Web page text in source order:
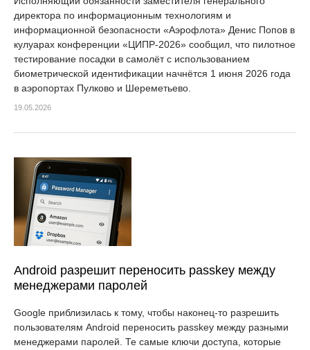
директора по информационным технологиям и
информационной безопасности «Аэрофлота» Денис Попов в
кулуарах конференции «ЦИПР-2026» сообщил, что пилотное
тестирование посадки в самолёт с использованием
биометрической идентификации начнётся 1 июня 2026 года
в аэропортах Пулково и Шереметьево.
19.05.2026
Android разрешит переносить passkey между
менеджерами паролей
Google приблизилась к тому, чтобы наконец-то разрешить
пользователям Android переносить passkey между разными
менеджерами паролей. Те самые ключи доступа, которые